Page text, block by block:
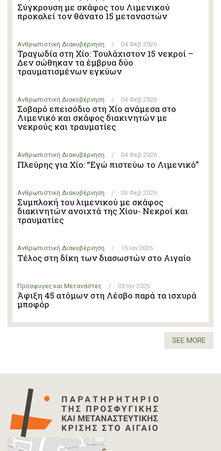
Σύγκρουση με σκάφος του Λιμενικού
προκαλεί τον θάνατο 15 μεταναστών
Ανθρωπιστική Διακυβέρνηση / 04 Φεβ 2026
Τραγωδία στη Χίο: Τουλάχιστον 15 νεκροί –
Δεν σώθηκαν τα έμβρυα δύο
τραυματισμένων εγκύων
Ανθρωπιστική Διακυβέρνηση / 04 Φεβ 2026
Σοβαρό επεισόδιο στη Χίο ανάμεσα στο
Λιμενικό και σκάφος διακινητών με
νεκρούς και τραυματίες
Ανθρωπιστική Διακυβέρνηση / 04 Φεβ 2026
Πλεύρης για Χίο: “Εγώ πιστεύω το Λιμενικό”
Ανθρωπιστική Διακυβέρνηση / 03 Φεβ 2026
Συμπλοκή του λιμενικού με σκάφος
διακινητών ανοιχτά της Χίου- Νεκροί και
τραυματίες
Ανθρωπιστική Διακυβέρνηση / 15 Ιαν 2026
Τέλος στη δίκη των διασωστών στο Αιγαίο
Πρόσφυγες και Μετανάστες / 03 Ιαν 2026
Άφιξη 45 ατόμων στη Λέσβο παρά τα ισχυρά
μποφόρ
SEE MORE